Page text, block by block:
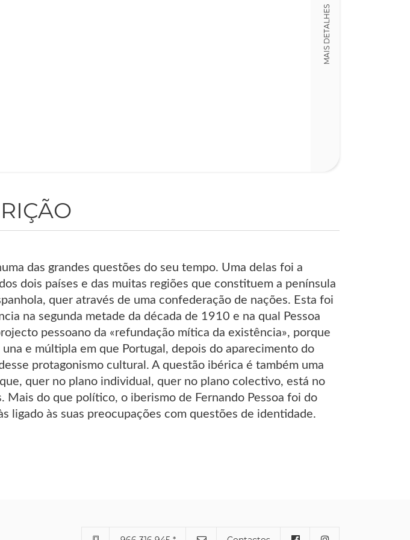
MAIS DETALHES
das grandes questões do seu tempo. Uma delas foi a
dois países e das muitas regiões que constituem a península
quer através de uma confederação de nações. Esta foi
na segunda metade da década de 1910 e na qual Pessoa
pessoano da «refundação mítica da existência», porque
e múltipla em que Portugal, depois do aparecimento do
protagonismo cultural. A questão ibérica é também uma
quer no plano individual, quer no plano colectivo, está no
Mais do que político, o iberismo de Fernando Pessoa foi do
ligado às suas preocupações com questões de identidade.